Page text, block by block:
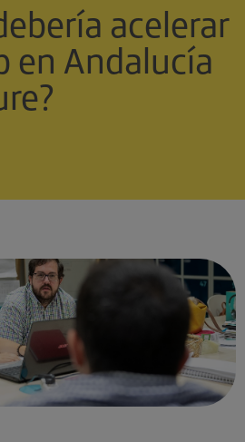
acelerar
en Andalucía